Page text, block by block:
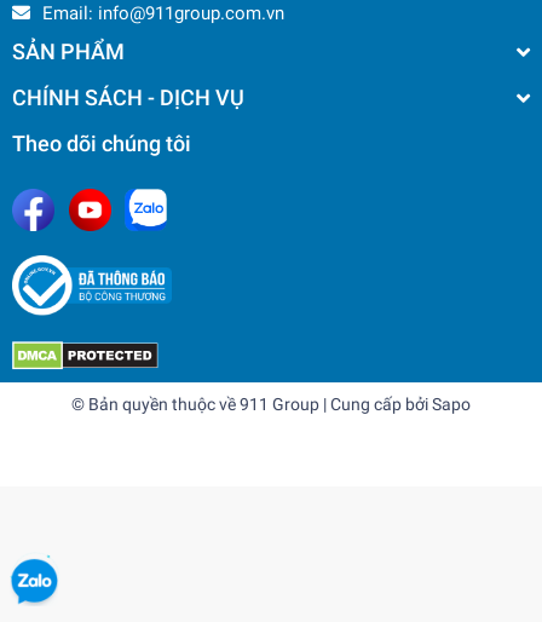
Email: info@911group.com.vn
SẢN PHẨM
CHÍNH SÁCH - DỊCH VỤ
Theo dõi chúng tôi
© Bản quyền thuộc về911 Group | Cung cấp bởiSapo